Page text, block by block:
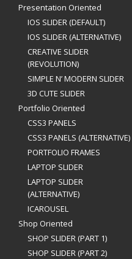
Presentation Oriented
IOS SLIDER (DEFAULT)
IOS SLIDER (ALTERNATIVE)
CREATIVE SLIDER
(REVOLUTION)
SIMPLE N’ MODERN SLIDER
3D CUTE SLIDER
Portfolio Oriented
CSS3 PANELS
CSS3 PANELS (ALTERNATIVE)
PORTFOLIO FRAMES
LAPTOP SLIDER
LAPTOP SLIDER
(ALTERNATIVE)
ICAROUSEL
Shop Oriented
SHOP SLIDER (PART 1)
SHOP SLIDER (PART 2)